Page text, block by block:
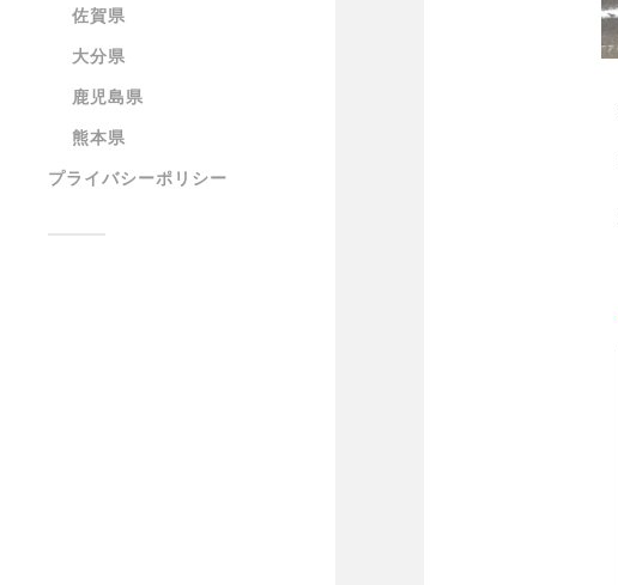
佐賀県
大分県
鹿児島県
熊本県
プライバシーポリシー